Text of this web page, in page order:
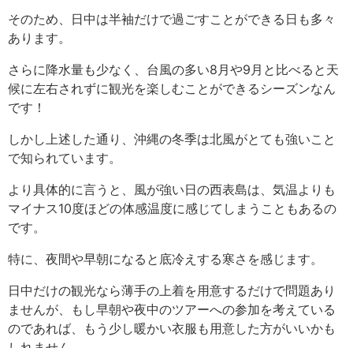
そのため、日中は半袖だけで過ごすことができる日も多々
あります。
さらに降水量も少なく、台風の多い8月や9月と比べると天
候に左右されずに観光を楽しむことができるシーズンなん
です！
しかし上述した通り、沖縄の冬季は北風がとても強いこと
で知られています。
より具体的に言うと、風が強い日の西表島は、気温よりも
マイナス10度ほどの体感温度に感じてしまうこともあるの
です。
特に、夜間や早朝になると底冷えする寒さを感じます。
日中だけの観光なら薄手の上着を用意するだけで問題あり
ませんが、もし早朝や夜中のツアーへの参加を考えている
のであれば、もう少し暖かい衣服も用意した方がいいかも